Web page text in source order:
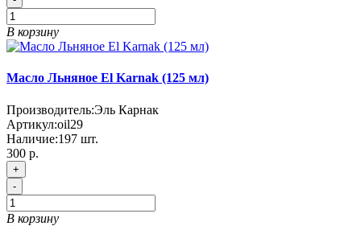
В корзину
Масло Льняное El Karnak (125 мл)
Производитель:Эль Карнак
Артикул:oil29
Наличие:197 шт.
300 р.
+
-
В корзину